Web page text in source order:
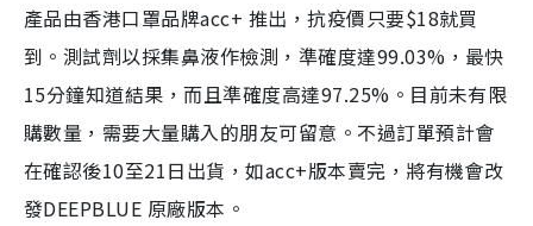
產品由香港口罩品牌acc+ 推出，抗疫價只要$18就買
到。測試劑以採集鼻液作檢測，準確度達99.03%，最快
15分鐘知道結果，而且準確度高達97.25%。目前未有限
購數量，需要大量購入的朋友可留意。不過訂單預計會
在確認後10至21日出貨，如acc+版本賣完，將有機會改
發DEEPBLUE 原廠版本。